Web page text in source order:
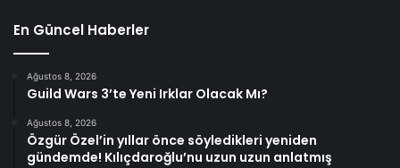
En Güncel Haberler
Ağustos 8, 2026
Guild Wars 3’te Yeni Irklar Olacak Mı?
Ağustos 8, 2026
Özgür Özel’in yıllar önce söyledikleri yeniden
gündemde! Kılıçdaroğlu’nu uzun uzun anlatmış